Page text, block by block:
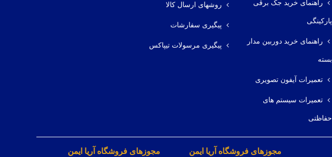
راهنمای خرید جک برقی
پارکینگی
راهنمای خرید دوربین مدار
بسته
تعمیرات آیفون تصویری
تعمیرات سیستم های
حفاظتی
روشهای ارسال کالا
پیگیری سفارشات
پیگیری مرسولات تیپاکس
مجوزهای فروشگاه آریا ایمن مجوزهای فروشگاه آریا ایمن